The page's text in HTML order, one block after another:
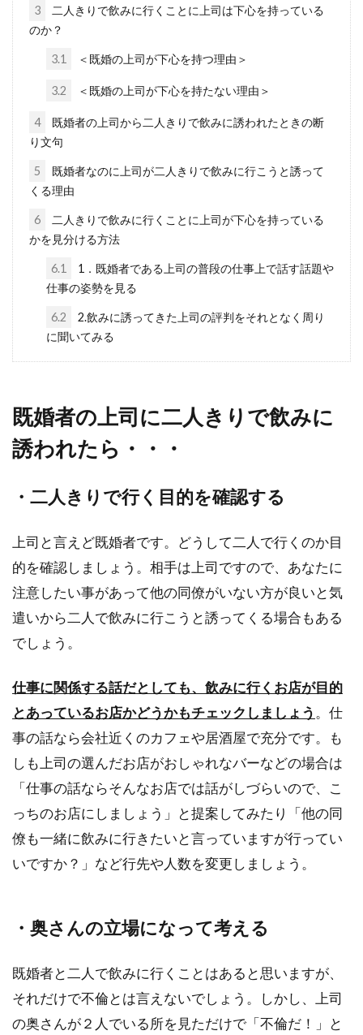
社を退職する前に仕返しをしたいと考える人も
で！有休の取得理由はコレ！
好きなアーティストのライブが仕事とかぶって
す。そん...
仕事を退職する時に体調不良が理由
は円満退社できる？
員のせい？溝はないか？
派遣社員には即戦力を求めますが、仕事が遅く
ってしまいますよ...
た？実体験も紹介！
就活に失敗してしまう原因の１つに親も関係が
ある事を知っていましたか？実際に経験した人
もいるよ...
連休明けの仕事初日が嫌！世の中の
だれもが思うことを調査
は嫌なものです・・・。そんな時には、前日か
らの心の...
バイト先に友達がいないとお悩みの
3
二人きりで飲みに行くことに上司は下心を持っている
のか？
3.1 ＜既婚の上司が下心を持つ理由＞
3.2 ＜既婚の上司が下心を持たない理由＞
4
既婚者の上司から二人きりで飲みに誘われたときの断
り文句
5
既婚者なのに上司が二人きりで飲みに行こうと誘って
くる理由
6
二人きりで飲みに行くことに上司が下心を持っている
かを見分ける方法
6.1
1．既婚者である上司の普段の仕事上で話す話題や
仕事の姿勢を見る
6.2
2.飲みに誘ってきた上司の評判をそれとなく周り
に聞いてみる
既婚者の上司に二人きりで飲みに
誘われたら・・・
・二人きりで行く目的を確認する
上司と言えど既婚者です。どうして二人で行くのか目
的を確認しましょう。相手は上司ですので、あなたに
注意したい事があって他の同僚がいない方が良いと気
遣いから二人で飲みに行こうと誘ってくる場合もある
でしょう。
仕事に関係する話だとしても、飲みに行くお店が目的
とあっているお店かどうかもチェックしましょう 。仕
事の話なら会社近くのカフェや居酒屋で充分です。も
しも上司の選んだお店がおしゃれなバーなどの場合は
「仕事の話ならそんなお店では話がしづらいので、こ
っちのお店にしましょう」と提案してみたり「他の同
僚も一緒に飲みに行きたいと言っていますが行ってい
いですか？」など行先や人数を変更しましょう。
・奥さんの立場になって考える
既婚者と二人で飲みに行くことはあると思いますが、
それだけで不倫とは言えないでしょう。しかし、上司
の奥さんが２人でいる所を見ただけで「不倫だ！」と